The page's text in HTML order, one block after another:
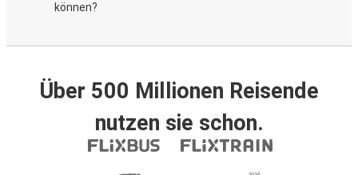
können?
Über 500 Millionen Reisende
nutzen sie schon.